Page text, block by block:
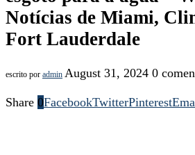
Notícias de Miami,
Fort Lauderdale
escrito por admin August 31, 2024 0
Share 0FacebookTwitterPinterest